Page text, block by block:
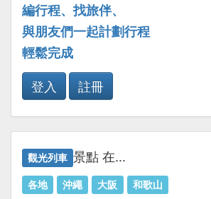
編行程、找旅伴、
與朋友們一起計劃行程
輕鬆完成
登入
註冊
觀光列車 景點 在...
各地 沖繩 大阪 和歌山